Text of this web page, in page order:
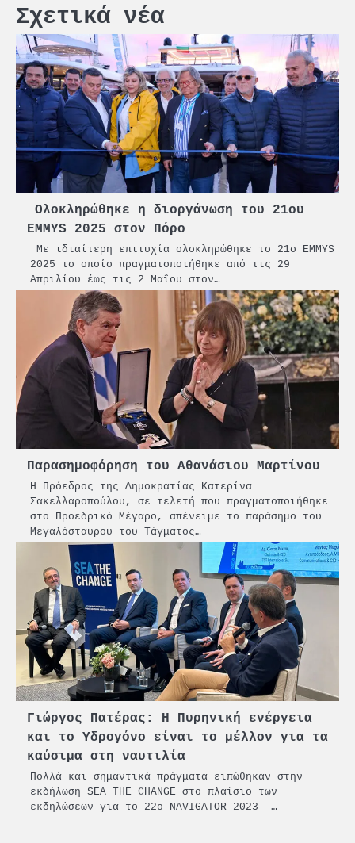
Σχετικά νέα
Ολοκληρώθηκε η διοργάνωση του 21ου
EMMYS 2025 στον Πόρο
Με ιδιαίτερη επιτυχία ολοκληρώθηκε το 21ο EMMYS
2025 το οποίο πραγματοποιήθηκε από τις 29
Απριλίου έως τις 2 Μαΐου στον…
Παρασημοφόρηση του Αθανάσιου Μαρτίνου
Η Πρόεδρος της Δημοκρατίας Κατερίνα
Σακελλαροπούλου, σε τελετή που πραγματοποιήθηκε
στο Προεδρικό Μέγαρο, απένειμε το παράσημο του
Μεγαλόσταυρου του Τάγματος…
Γιώργος Πατέρας: Η Πυρηνική ενέργεια
και το Υδρογόνο είναι το μέλλον για τα
καύσιμα στη ναυτιλία
Πολλά και σημαντικά πράγματα ειπώθηκαν στην
εκδήλωση SEA THE CHANGE στο πλαίσιο των
εκδηλώσεων για το 22ο NAVIGATOR 2023 –…